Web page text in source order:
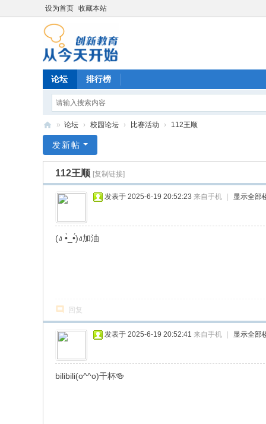
设为首页 收藏本站
论坛 排行榜
德
» 论坛 › 校园论坛 › 比赛活动 › 112王顺
发新帖
112王顺 [复制链接]
发表于 2025-6-19 20:52:23 来自手机 显示全部
(ง •̀_•́)ง加油
回复
发表于 2025-6-19 20:52:41 来自手机 显示全部
bilibili(o^^o)干杯🍻